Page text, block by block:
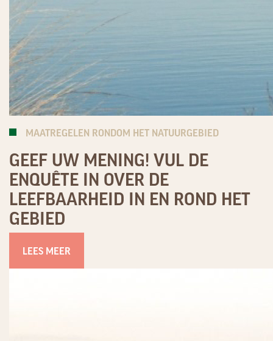
MAATREGELEN RONDOM HET NATUURGEBIED
GEEF UW MENING! VUL DE
ENQUÊTE IN OVER DE
LEEFBAARHEID IN EN ROND HET
GEBIED
LEES MEER